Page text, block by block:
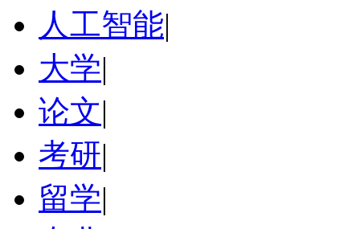
人工智能|
大学|
论文|
考研|
留学|